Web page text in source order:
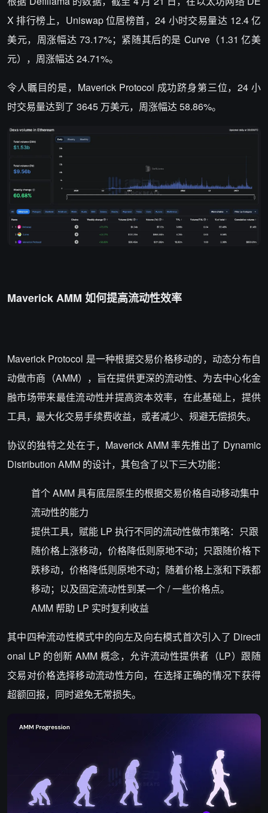
X 排行榜上，Uniswap 位居榜首，24 小时交易量达 12.4 亿
美元，周涨幅达 73.17%；紧随其后的是 Curve（1.31 亿美
元），周涨幅达 24.71%。
令人瞩目的是，Maverick Protocol 成功跻身第三位，24 小
时交易量达到了 3645 万美元，周涨幅达 58.86%。
Maverick AMM 如何提高流动性效率
Maverick Protocol 是一种根据交易价格移动的，动态分布自
动做市商（AMM），旨在提供更深的流动性、为去中心化金
融市场带来最佳流动性并提高资本效率，在此基础上，提供
工具，最大化交易手续费收益，或者减少、规避无偿损失。
协议的独特之处在于，Maverick AMM 率先推出了 Dynamic
Distribution AMM 的设计，其包含了以下三大功能：
首个 AMM 具有底层原生的根据交易价格自动移动集中
流动性的能力
提供工具，赋能 LP 执行不同的流动性做市策略：只跟
随价格上涨移动，价格降低则原地不动；只跟随价格下
跌移动，价格降低则原地不动；随着价格上涨和下跌都
移动；以及固定流动性到某一个 / 一些价格点。
AMM 帮助 LP 实时复利收益
其中四种流动性模式中的向左及向右模式首次引入了 Directi
onal LP 的创新 AMM 概念，允许流动性提供者（LP）跟随
交易对价格选择移动流动性方向，在选择正确的情况下获得
超额回报，同时避免无常损失。